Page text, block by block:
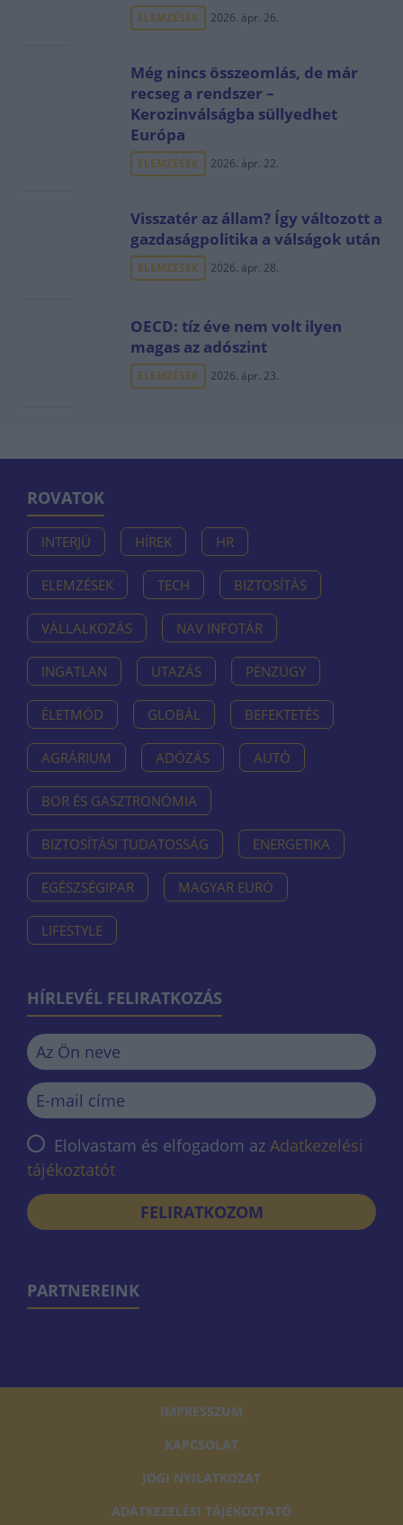
ELEMZÉSEK 2026. ápr. 26.
Még nincs összeomlás, de már
recseg a rendszer –
Kerozinválságba süllyedhet
Európa
ELEMZÉSEK 2026. ápr. 22.
Visszatér az állam? Így változott a
gazdaságpolitika a válságok után
ELEMZÉSEK 2026. ápr. 28.
OECD: tíz éve nem volt ilyen
magas az adószint
ELEMZÉSEK 2026. ápr. 23.
ROVATOK
INTERJÚ HÍREK HR
ELEMZÉSEK TECH BIZTOSÍTÁS
VÁLLALKOZÁS NAV INFOTÁR
INGATLAN UTAZÁS PÉNZÜGY
ÉLETMÓD GLOBÁL BEFEKTETÉS
AGRÁRIUM ADÓZÁS AUTÓ
BOR ÉS GASZTRONÓMIA
BIZTOSÍTÁSI TUDATOSSÁG ENERGETIKA
EGÉSZSÉGIPAR MAGYAR EURÓ
LIFESTYLE
HÍRLEVÉL FELIRATKOZÁS
Elolvastam és elfogadom az Adatkezelési
tájékoztatót
FELIRATKOZOM
PARTNEREINK
IMPRESSZUM
KAPCSOLAT
JOGI NYILATKOZAT
ADATKEZELÉSI TÁJÉKOZTATÓ